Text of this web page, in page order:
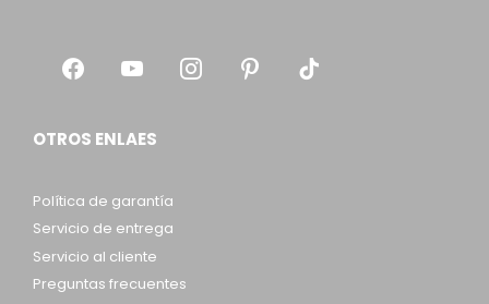
OTROS ENLAES
Política de garantía
Servicio de entrega
Servicio al cliente
Preguntas frecuentes